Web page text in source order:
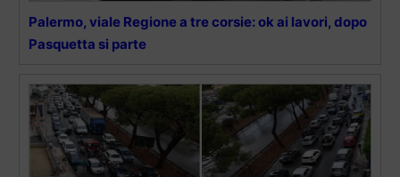
Palermo, viale Regione a tre corsie: ok ai lavori, dopo
Pasquetta si parte